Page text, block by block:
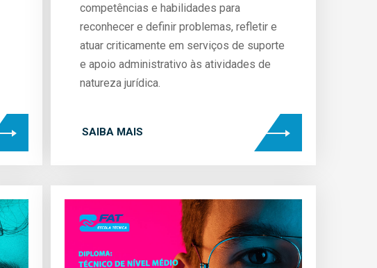
competências e habilidades para
reconhecer e definir problemas, refletir e
atuar criticamente em serviços de suporte
e apoio administrativo às atividades de
natureza jurídica.
SAIBA MAIS